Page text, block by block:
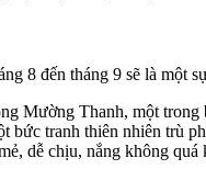
8 đến tháng 9 sẽ là một
Mường Thanh, một
bức tranh thiên nhiên trù
dễ chịu, nắng không